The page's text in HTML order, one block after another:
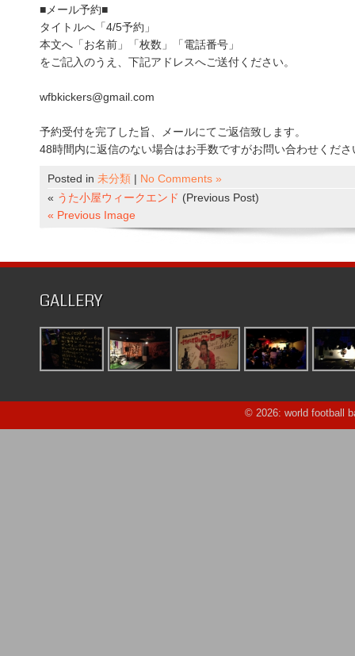
■メール予約■
タイトルへ「4/5予約」
本文へ「お名前」「枚数」「電話番号」
をご記入のうえ、下記アドレスへご送付ください。
wfbkickers@gmail.com
予約受付を完了した旨、メールにてご返信致します。
48時間内に返信のない場合はお手数ですがお問い合わせくださ
Posted in 未分類 | No Comments »
« うた小屋ウィークエンド (Previous Post)
« Previous Image
GALLERY
© 2026: world football